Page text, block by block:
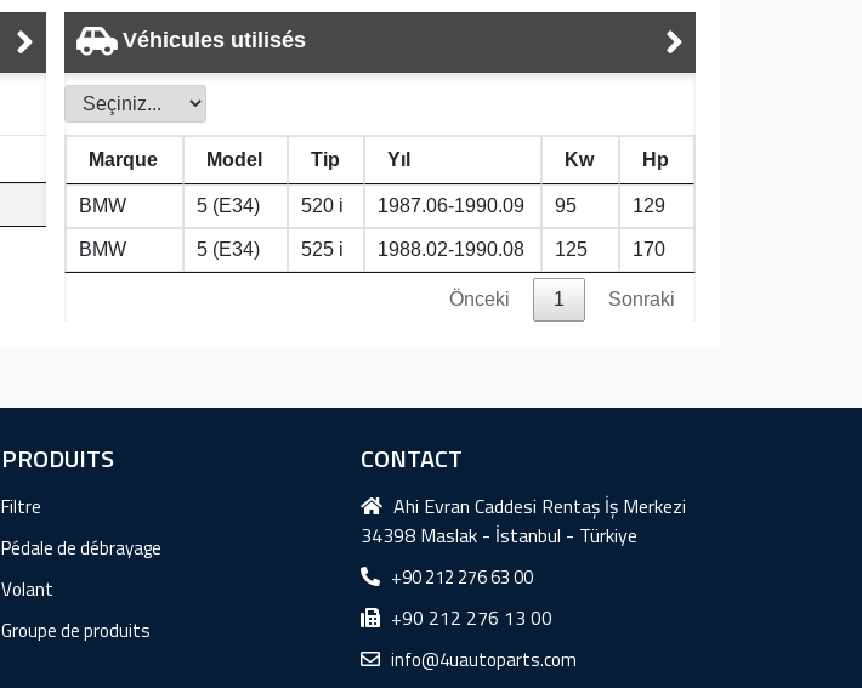
Véhicules utilisés
Marque Model Tip Yıl Kw Hp
BMW 5 (E34) 520 i 1987.06-1990.09 95 129
BMW 5 (E34) 525 i 1988.02-1990.08 125 170
Önceki 1 Sonraki
PRODUITS
Filtre
Pédale de débrayage
Volant
Groupe de produits
CONTACT
Ahi Evran Caddesi Rentaş İş Merkezi
34398 Maslak - İstanbul - Türkiye
+90 212 276 63 00
+90 212 276 13 00
info@4uautoparts.com